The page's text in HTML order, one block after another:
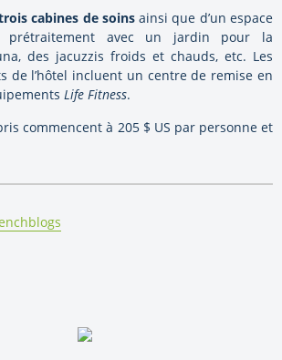
cabines de soinsainsi que d’un espace
prétraitement avec un jardin pour la
des jacuzzis froids et chauds, etc. Les
de l’hôtel incluent un centre de remise en
Life Fitness.
commencent à 205 $ US par personne et